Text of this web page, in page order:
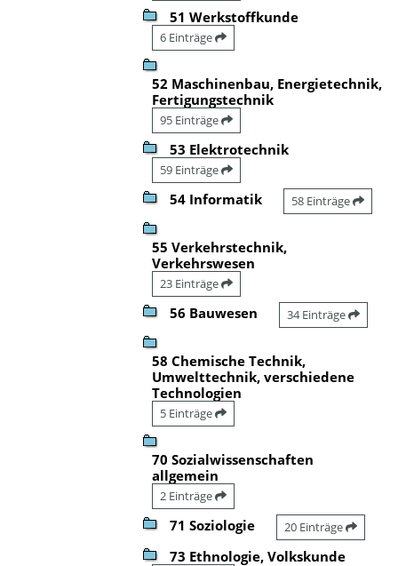
51 Werkstoffkunde
6 Einträge
52 Maschinenbau, Energietechnik,
Fertigungstechnik
95 Einträge
53 Elektrotechnik
59 Einträge
54 Informatik 58 Einträge
55 Verkehrstechnik,
Verkehrswesen
23 Einträge
56 Bauwesen 34 Einträge
58 Chemische Technik,
Umwelttechnik, verschiedene
Technologien
5 Einträge
70 Sozialwissenschaften
allgemein
2 Einträge
71 Soziologie 20 Einträge
73 Ethnologie, Volkskunde